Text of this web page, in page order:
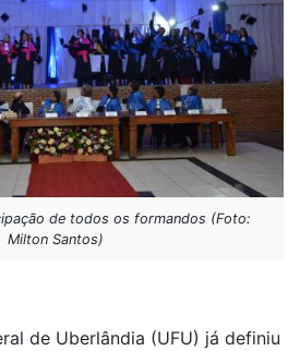
de todos os formandos (Foto:
Milton Santos)
de Uberlândia (UFU) já definiu